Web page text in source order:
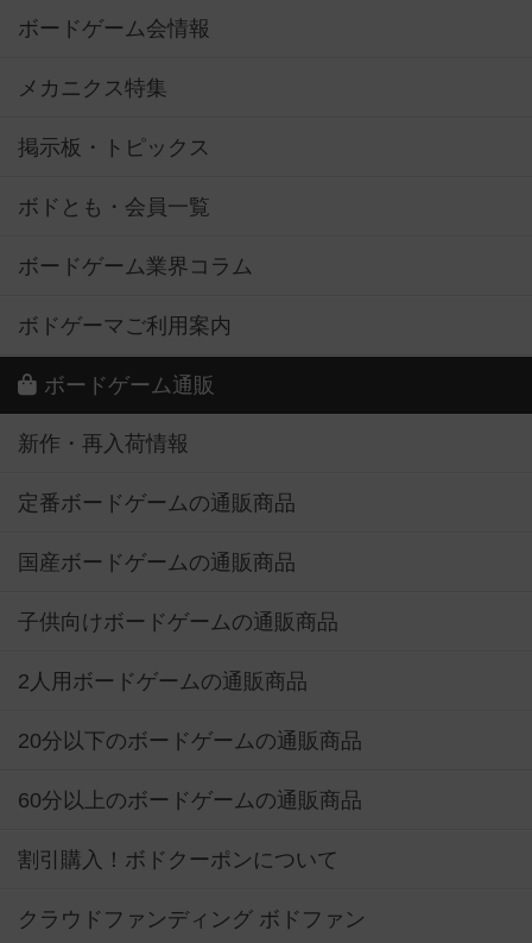
ボードゲーム会情報
メカニクス特集
掲示板・トピックス
ボドとも・会員一覧
ボードゲーム業界コラム
ボドゲーマご利用案内
ボードゲーム通販
新作・再入荷情報
定番ボードゲームの通販商品
国産ボードゲームの通販商品
子供向けボードゲームの通販商品
2人用ボードゲームの通販商品
20分以下のボードゲームの通販商品
60分以上のボードゲームの通販商品
割引購入！ボドクーポンについて
クラウドファンディング ボドファン